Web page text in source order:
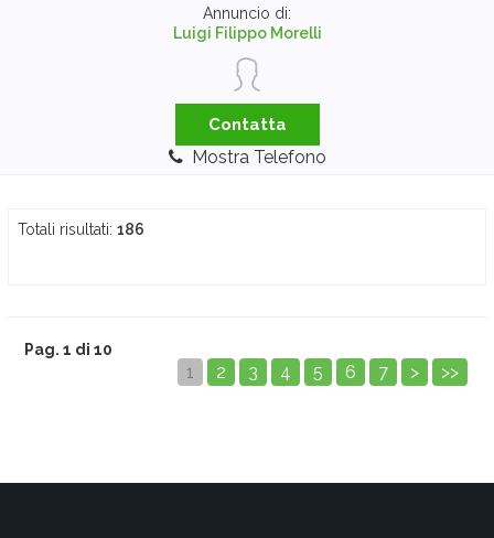
Annuncio di:
Luigi Filippo Morelli
Contatta
Mostra Telefono
Totali risultati: 186
Pag. 1 di 10
1 2 3 4 5 6 7 > >>